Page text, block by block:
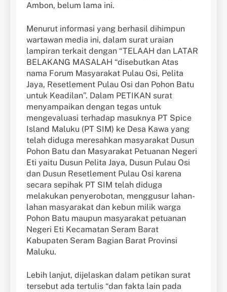
Ambon, belum lama ini.
Menurut informasi yang berhasil dihimpun
wartawan media ini, dalam surat uraian
lampiran terkait dengan “TELAAH dan LATAR
BELAKANG MASALAH “disebutkan Atas
nama Forum Masyarakat Pulau Osi, Pelita
Jaya, Resetlement Pulau Osi dan Pohon Batu
untuk Keadilan”. Dalam PETIKAN surat
menyampaikan dengan tegas untuk
mengevaluasi terhadap masuknya PT Spice
Island Maluku (PT SIM) ke Desa Kawa yang
telah diduga meresahkan masyarakat Dusun
Pohon Batu dan Masyarakat Petuanan Negeri
Eti yaitu Dusun Pelita Jaya, Dusun Pulau Osi
dan Dusun Resetlement Pulau Osi karena
secara sepihak PT SIM telah diduga
melakukan penyerobotan, menggusur lahan-
lahan masyarakat dan kebun milik warga
Pohon Batu maupun masyarakat petuanan
Negeri Eti Kecamatan Seram Barat
Kabupaten Seram Bagian Barat Provinsi
Maluku.
Lebih lanjut, dijelaskan dalam petikan surat
tersebut ada tertulis “dan fakta lain pada